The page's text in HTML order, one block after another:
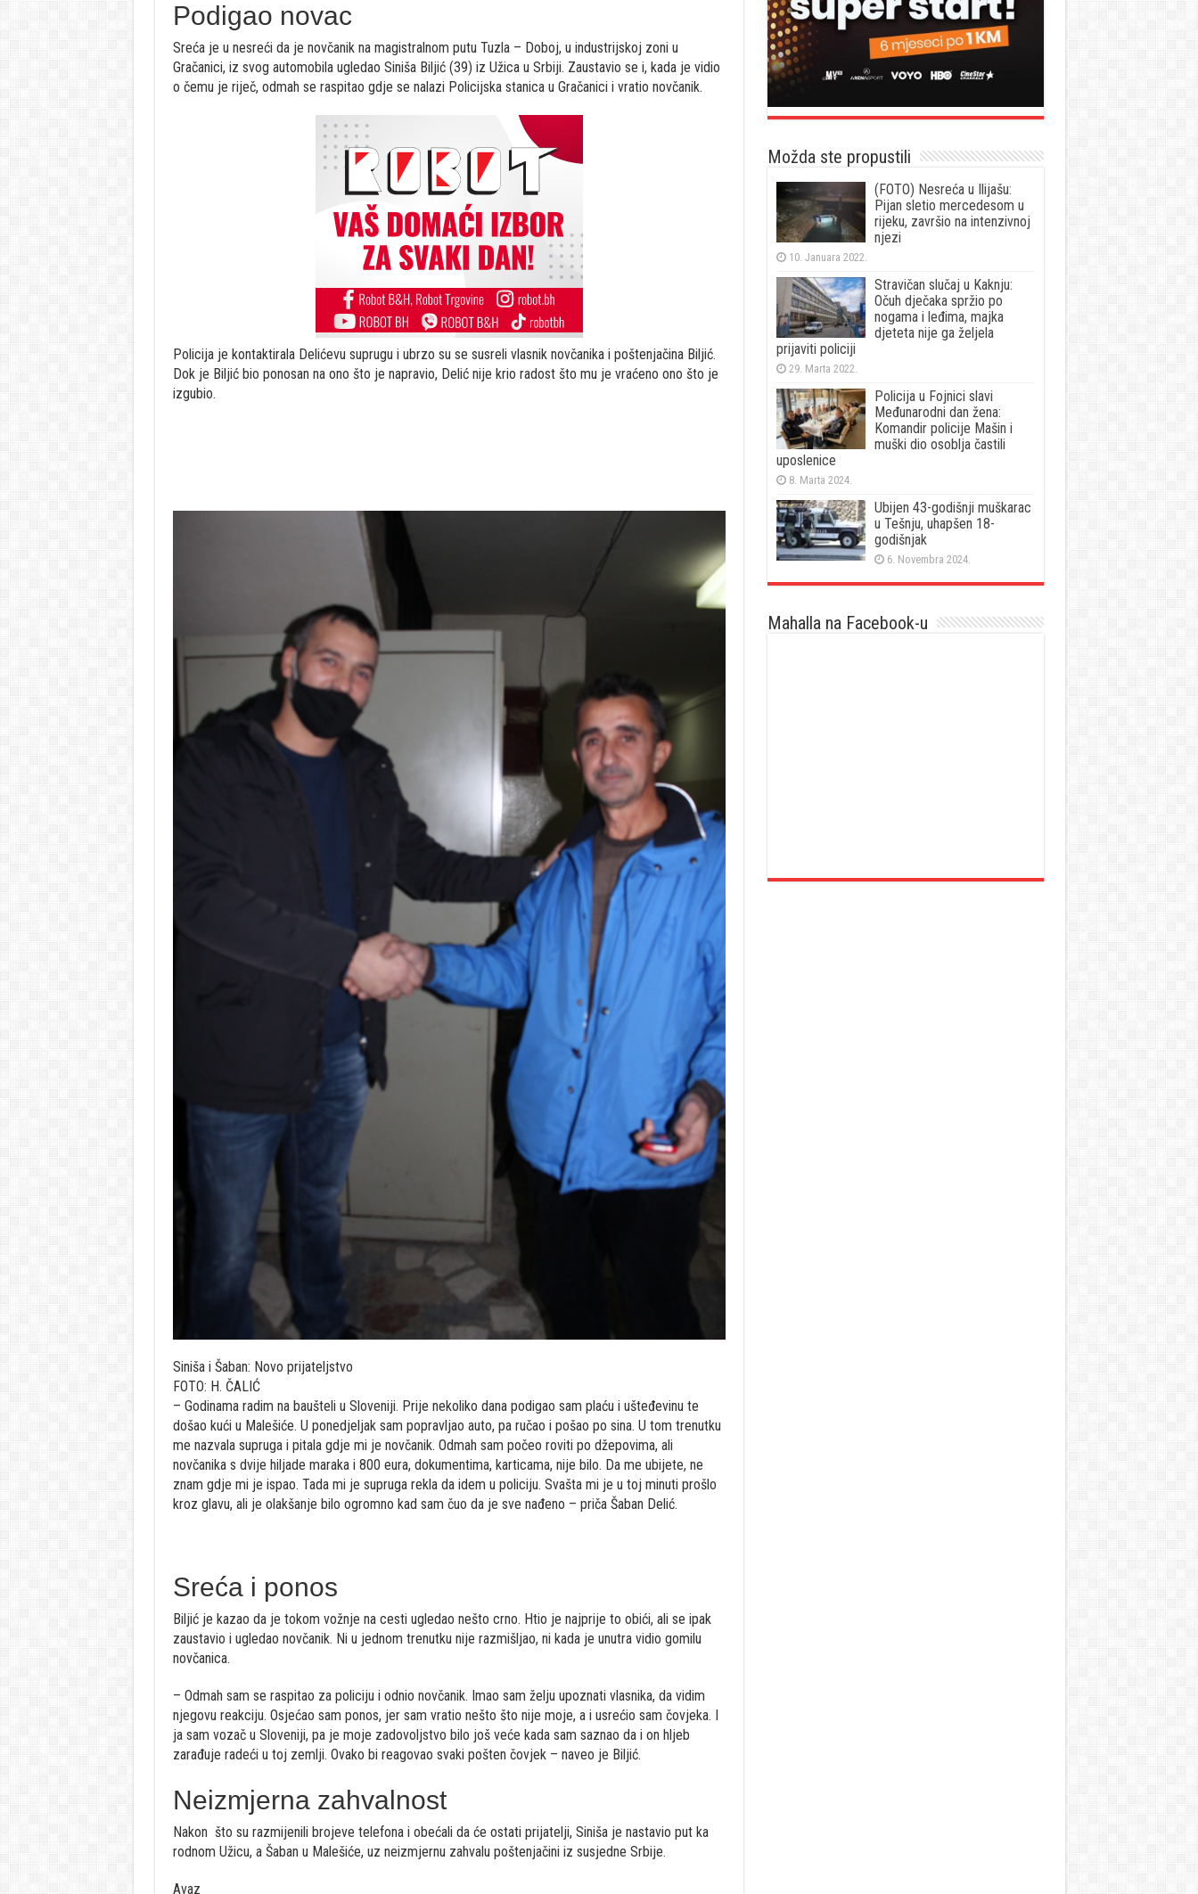
Podigao novac
Sreća je u nesreći da je novčanik na magistralnom putu Tuzla – Doboj, u industrijskoj zoni u
Gračanici, iz svog automobila ugledao Siniša Biljić (39) iz Užica u Srbiji. Zaustavio se i, kada je vidio
o čemu je riječ, odmah se raspitao gdje se nalazi Policijska stanica u Gračanici i vratio novčanik.
Policija je kontaktirala Delićevu suprugu i ubrzo su se susreli vlasnik novčanika i poštenjačina Biljić.
Dok je Biljić bio ponosan na ono što je napravio, Delić nije krio radost što mu je vraćeno ono što je
izgubio.
Siniša i Šaban: Novo prijateljstvo
FOTO: H. ČALIĆ
– Godinama radim na baušteli u Sloveniji. Prije nekoliko dana podigao sam plaću i ušteđevinu te
došao kući u Malešiće. U ponedjeljak sam popravljao auto, pa ručao i pošao po sina. U tom trenutku
me nazvala supruga i pitala gdje mi je novčanik. Odmah sam počeo roviti po džepovima, ali
novčanika s dvije hiljade maraka i 800 eura, dokumentima, karticama, nije bilo. Da me ubijete, ne
znam gdje mi je ispao. Tada mi je supruga rekla da idem u policiju. Svašta mi je u toj minuti prošlo
kroz glavu, ali je olakšanje bilo ogromno kad sam čuo da je sve nađeno – priča Šaban Delić.
Sreća i ponos
Biljić je kazao da je tokom vožnje na cesti ugledao nešto crno. Htio je najprije to obići, ali se ipak
zaustavio i ugledao novčanik. Ni u jednom trenutku nije razmišljao, ni kada je unutra vidio gomilu
novčanica.
– Odmah sam se raspitao za policiju i odnio novčanik. Imao sam želju upoznati vlasnika, da vidim
njegovu reakciju. Osjećao sam ponos, jer sam vratio nešto što nije moje, a i usrećio sam čovjeka. I
ja sam vozač u Sloveniji, pa je moje zadovoljstvo bilo još veće kada sam saznao da i on hljeb
zarađuje radeći u toj zemlji. Ovako bi reagovao svaki pošten čovjek – naveo je Biljić.
Neizmjerna zahvalnost
Nakon što su razmijenili brojeve telefona i obećali da će ostati prijatelji, Siniša je nastavio put ka
rodnom Užicu, a Šaban u Malešiće, uz neizmjernu zahvalu poštenjačini iz susjedne Srbije.
Avaz
Možda ste propustili
(FOTO) Nesreća u Ilijašu:
Pijan sletio mercedesom u
rijeku, završio na intenzivnoj
njezi
10. Januara 2022.
Stravičan slučaj u Kaknju:
Očuh dječaka spržio po
nogama i leđima, majka
djeteta nije ga željela
prijaviti policiji
29. Marta 2022.
Policija u Fojnici slavi
Međunarodni dan žena:
Komandir policije Mašin i
muški dio osoblja častili
uposlenice
8. Marta 2024.
Ubijen 43-godišnji muškarac
u Tešnju, uhapšen 18-
godišnjak
6. Novembra 2024.
Mahalla na Facebook-u